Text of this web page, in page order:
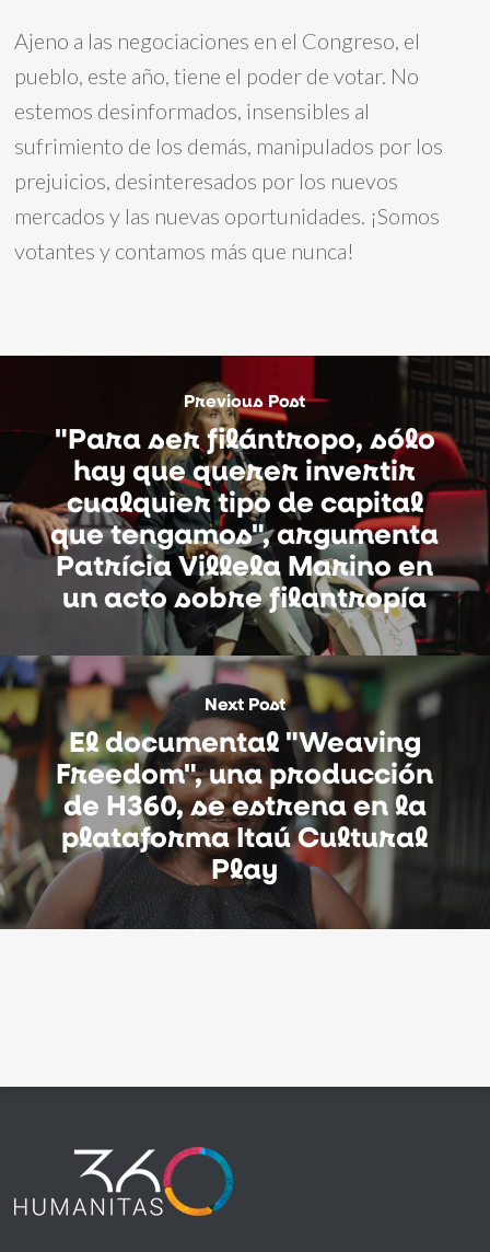
Ajeno a las negociaciones en el Congreso, el
pueblo, este año, tiene el poder de votar. No
estemos desinformados, insensibles al
sufrimiento de los demás, manipulados por los
prejuicios, desinteresados por los nuevos
mercados y las nuevas oportunidades. ¡Somos
votantes y contamos más que nunca!
Previous Post
"Para ser filántropo, sólo
hay que querer invertir
cualquier tipo de capital
que tengamos", argumenta
Patrícia Villela Marino en
un acto sobre filantropía
Next Post
El documental "Weaving
Freedom", una producción
de H360, se estrena en la
plataforma Itaú Cultural
Play